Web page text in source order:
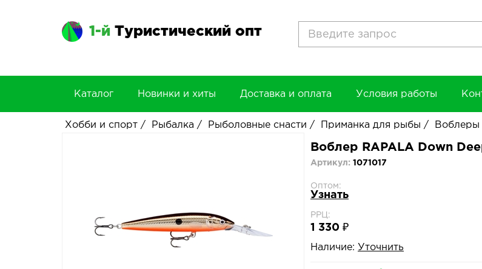
1-й Туристический опт
Каталог Новинки и хиты Доставка и оплата Условия работы
Хобби и спорт / Рыбалка / Рыболовные снасти / Приманка для рыбы / Воблеры
Воблер RAPALA Down
Артикул: 1071017
Оптом:
Узнать
РРЦ:
1 330 ₽
Наличие: Уточнить